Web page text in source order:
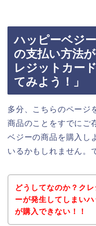
ハッピーベジ
の支払い方法
レジットカー
てみよう！」
多分、こちらのページ
商品のことをすでにご
ベジーの商品を購入し
いるかもしれません。
どうしてなのか？ク
ーが発生してしまい
が購入できない！！